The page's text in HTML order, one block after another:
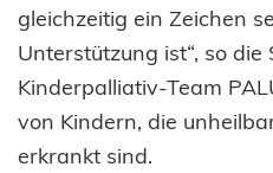
gleichzeitig ein Zeichen
Unterstützung ist“, so die
Kinderpalliativ-Team
von Kindern, die
erkrankt sind.